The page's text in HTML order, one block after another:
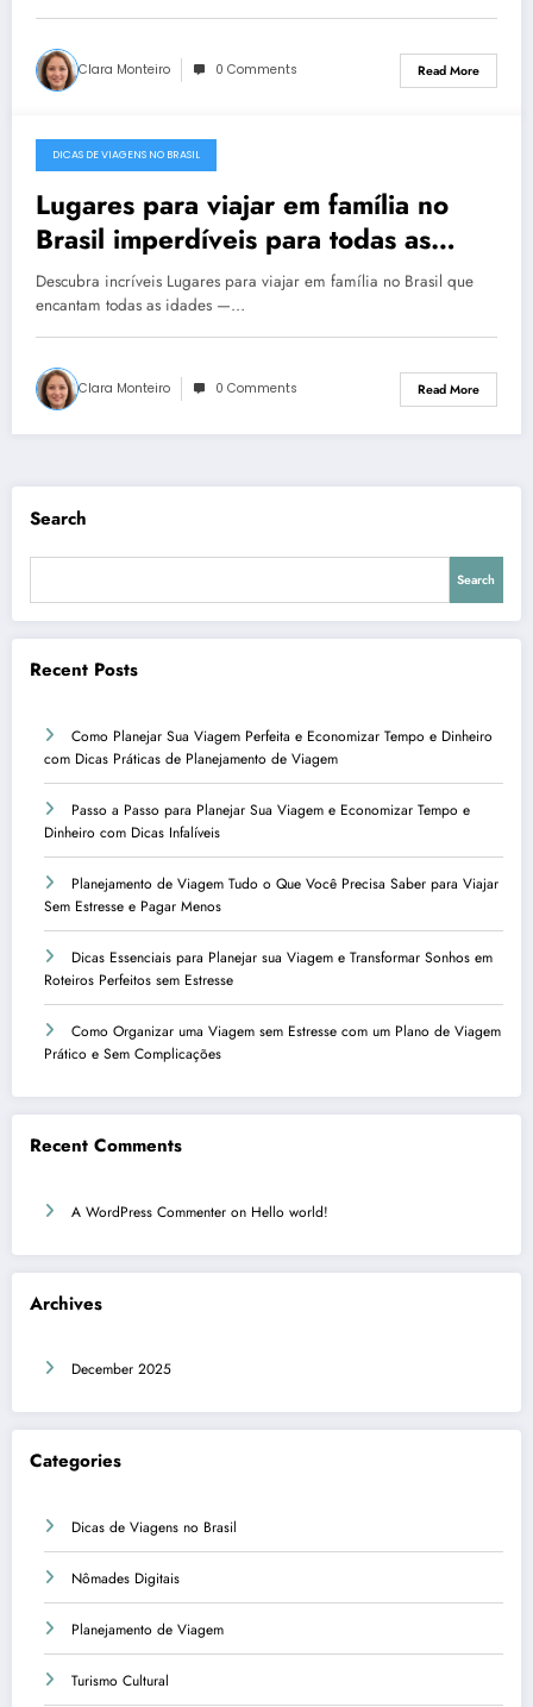
Clara Monteiro 0 Comments Read More
December 22, 2025
DICAS DE VIAGENS NO BRASIL
Lugares para viajar em família no
Brasil imperdíveis para todas as
idades
Descubra incríveis Lugares para viajar em família no Brasil que
encantam todas as idades —…
Clara Monteiro 0 Comments Read More
Search
Search
Recent Posts
Como Planejar Sua Viagem Perfeita e Economizar Tempo e Dinheiro
com Dicas Práticas de Planejamento de Viagem
Passo a Passo para Planejar Sua Viagem e Economizar Tempo e
Dinheiro com Dicas Infalíveis
Planejamento de Viagem Tudo o Que Você Precisa Saber para Viajar
Sem Estresse e Pagar Menos
Dicas Essenciais para Planejar sua Viagem e Transformar Sonhos em
Roteiros Perfeitos sem Estresse
Como Organizar uma Viagem sem Estresse com um Plano de Viagem
Prático e Sem Complicações
Recent Comments
A WordPress Commenter on Hello world!
Archives
December 2025
Categories
Dicas de Viagens no Brasil
Nômades Digitais
Planejamento de Viagem
Turismo Cultural